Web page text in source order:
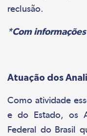
reclusão.
*Com
Atuação dos
Como atividade
e do Estado, os
Federal do Brasil